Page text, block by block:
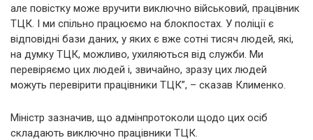
але повістку може вручити виключно військовий, працівник
ТЦК. І ми спільно працюємо на блокпостах. У поліції є
відповідні бази даних, у яких є вже сотні тисяч людей, які,
на думку ТЦК, можливо, ухиляються від служби. Ми
перевіряємо цих людей і, звичайно, зразу цих людей
можуть перевірити працівники ТЦК”, – сказав Клименко.
Міністр зазначив, що адмінпротоколи щодо цих осіб
складають виключно працівники ТЦК.